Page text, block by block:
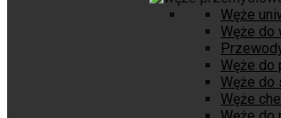
Węże
Węże do
Węże do
Węże do
Węże